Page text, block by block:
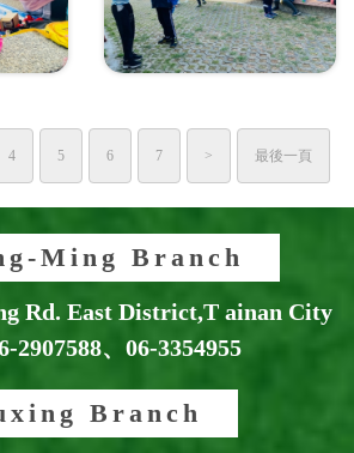
4 5 6 7 > 最後一頁
Ming Branch
Rd. East District,T ainan City
2907588、 06-3354955
Branch